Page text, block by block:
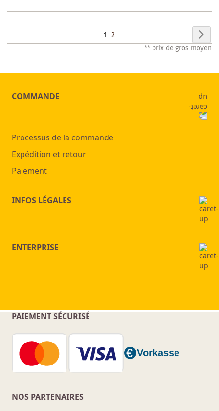
SOUHAITS
Page
Vous
1 Page
2
** prix de gros moyen
COMMANDE
Processus de la commande
Expédition et retour
Paiement
INFOS LÉGALES
ENTERPRISE
PAIEMENT SÉCURISÉ
NOS PARTENAIRES